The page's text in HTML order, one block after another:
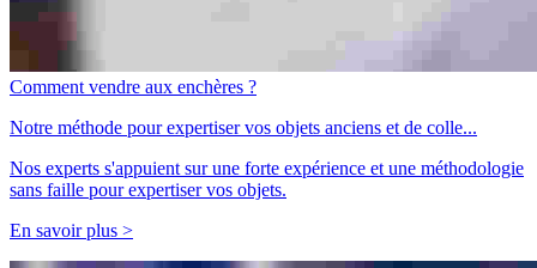
Comment vendre aux enchères ?
Notre méthode pour expertiser vos objets anciens et de colle...
Nos experts s'appuient sur une forte expérience et une méthodologie
sans faille pour expertiser vos objets.
En savoir plus >